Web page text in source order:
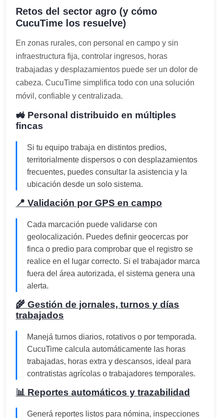
Retos del sector agro (y cómo
CucuTime los resuelve)
En zonas rurales, con personal en campo y sin
infraestructura fija, controlar ingresos, horas
trabajadas y desplazamientos puede ser un dolor de
cabeza. CucuTime simplifica todo con una solución
móvil, confiable y centralizada.
🚜 Personal distribuido en múltiples
fincas
Si tu equipo trabaja en distintos predios,
territorialmente dispersos o con desplazamientos
frecuentes, puedes consultar la asistencia y la
ubicación desde un solo sistema.
📍 Validación por GPS en campo
Cada marcación puede validarse con
geolocalización. Puedes definir geocercas por
finca o predio para comprobar que el registro se
realice en el lugar correcto. Si el trabajador marca
fuera del área autorizada, el sistema genera una
alerta.
🌾 Gestión de jornales, turnos y días
trabajados
Manejá turnos diarios, rotativos o por temporada.
CucuTime calcula automáticamente las horas
trabajadas, horas extra y descansos, ideal para
contratistas agrícolas o trabajadores temporales.
📊 Reportes automáticos y trazabilidad
Generá reportes listos para nómina, inspecciones